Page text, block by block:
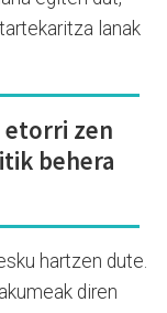
lanak
etorri zen
behera
hartzen dute.
diren